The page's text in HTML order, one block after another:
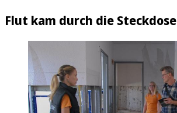
Flut kam durch die Steckdose